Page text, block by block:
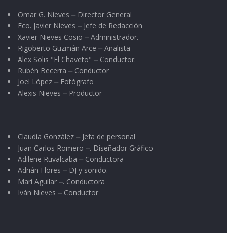
Omar G. Nieves ⏤ Director General
Fco. Javier Nieves ⏤ Jefe de Redacción
Xavier Nieves Cosio ⏤ Administrador.
Rigoberto Guzmán Arce ⏤ Analista
Alex Solis "El Chaveto" ⏤ Conductor.
Rubén Becerra ⏤ Conductor
Joel López ⏤ Fotógrafo
Alexis Nieves ⏤ Productor
Claudia González ⏤ Jefa de personal
Juan Carlos Romero ⏤. Diseñador Gráfico
Adilene Ruvalcaba ⏤ Conductora
Adrián Flores ⏤ DJ y sonido.
Mari Aguilar ⏤. Conductora
Iván Nieves ⏤ Conductor